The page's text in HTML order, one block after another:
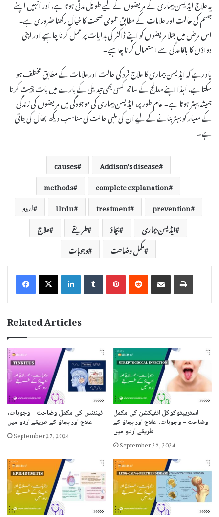
یہ علاج ایڈیسن بیماری کے مریضوں کے لیے طویل مدتی ہوتا ہے، اور انہیں اپنے
جسم کی حالت اور علامات کے مطابق عمومی صحت کا خیال رکھنا ضروری ہے۔
اس مرض میں مبتلا مریضوں کو اپنے ڈاکٹر کی ہدایات پر عمل کرنا چاہیے اور اپنی
دواؤں کا باقاعدگی سے استعمال کرنا چاہیے۔
یاد رہے کہ ایڈیسن بیماری کا علاج فرد کی حالت اور علامات کے مطابق مختلف ہو
سکتا ہے، لہذا اپنے معالج کے ساتھ کسی بھی تبدیلی کے بارے میں بات چیت کرنا
ہمیشہ بہتر ہوتا ہے۔ عام طور پر، ایڈیسن بیماری کی موجودگی میں مریضوں کی زندگی
کے معیار کو بہتر بنانے کے لیے ان کی طبی حالت کی مناسب دیکھ بھال کی جاتی
ہے۔
Addison's disease
causes
complete explanation
methods
prevention
treatment
Urdu
اردو
ایڈیسن بیماری
بچاؤ طریقے
علاج
مکمل وضاحت
وجوہات
LinkedInTumblrPinterestReddit Share via Email Print
Related Articles
ٹینٹنس کی مکمل وضاحت – وجوہات،
علاج اور بچاؤ کے طریقے اردو میں
September 27, 2024
اسٹریپٹوکوکل انفیکشن کی مکمل
وضاحت – وجوہات، علاج اور بچاؤ کے
طریقے اردو میں
September 27, 2024